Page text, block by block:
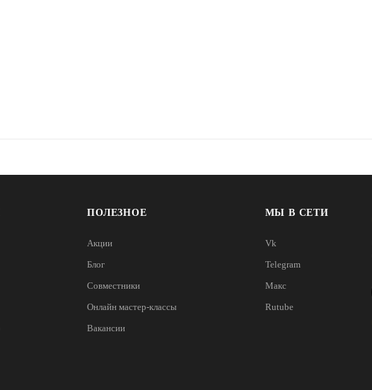
ПОЛЕЗНОЕ
Акции
Блог
Совместники
Онлайн мастер-классы
Вакансии
МЫ В СЕТИ
Vk
Telegram
Макс
Rutube